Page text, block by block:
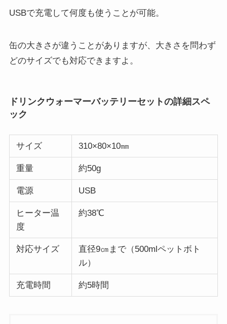
USBで充電して何度も使うことが可能。
缶の大きさが違うことがありますが、大きさを問わず
どのサイズでも対応できますよ。
ドリンクウォーマーバッテリーセットの詳細スペ
ック
サイズ 310×80×10㎜
重量 約50g
電源 USB
ヒーター温
度
約38℃
対応サイズ
直径9㎝まで（500mlペットボト
ル）
充電時間 約5時間